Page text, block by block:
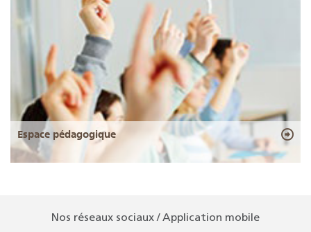
Espace pédagogique
Nos réseaux sociaux / Application mobile